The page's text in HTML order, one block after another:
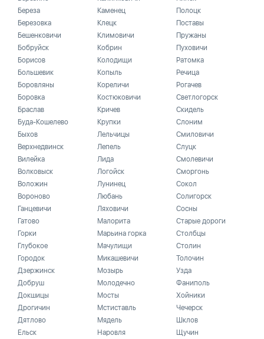
Береза
Березовка
Бешенковичи
Бобруйск
Борисов
Большевик
Боровляны
Боровка
Браслав
Буда-Кошелево
Быхов
Верхнедвинск
Вилейка
Волковыск
Воложин
Вороново
Ганцевичи
Гатово
Горки
Глубокое
Городок
Дзержинск
Добруш
Докшицы
Дрогичин
Дятлово
Ельск
Каменец
Клецк
Климовичи
Кобрин
Колодищи
Копыль
Кореличи
Костюковичи
Кричев
Крупки
Лельчицы
Лепель
Лида
Логойск
Лунинец
Любань
Ляховичи
Малорита
Марьина горка
Мачулищи
Микашевичи
Мозырь
Молодечно
Мосты
Мстиставль
Мядель
Наровля
Полоцк
Поставы
Пружаны
Пуховичи
Ратомка
Речица
Рогачев
Светлогорск
Скидель
Слоним
Смиловичи
Слуцк
Смолевичи
Сморгонь
Сокол
Солигорск
Сосны
Старые дороги
Столбцы
Столин
Толочин
Узда
Фаниполь
Хойники
Чечерск
Шклов
Щучин